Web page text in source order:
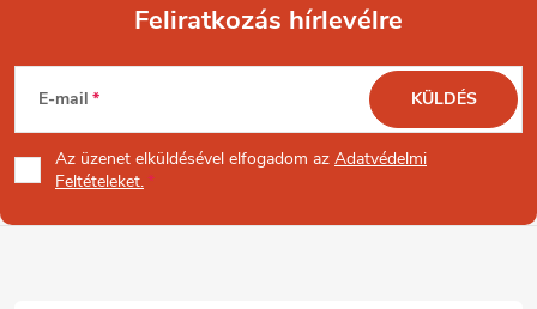
L
á
b
Feliratkozás hírlevélre
E-mail
Az üzenet elküldésével elfogadom az Adatvédelmi
Feltételeket.
KÜLDÉS